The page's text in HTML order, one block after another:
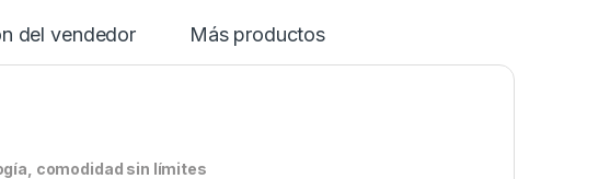
del vendedor Más productos
comodidad sin límites